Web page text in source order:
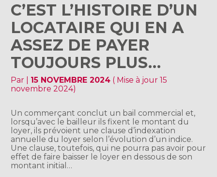
C’EST L’HISTOIRE D’UN
LOCATAIRE QUI EN A
ASSEZ DE PAYER
TOUJOURS PLUS…
Par 15 NOVEMBRE 2024 ( Mise à jour 15
novembre 2024)
Un commerçant conclut un bail commercial et,
lorsqu’avec le bailleur ils fixent le montant du
loyer, ils prévoient une clause d’indexation
annuelle du loyer selon l’évolution d’un indice.
Une clause, toutefois, qui ne pourra pas avoir pour
effet de faire baisser le loyer en dessous de son
montant initial…